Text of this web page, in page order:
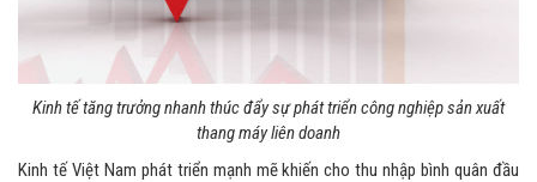
Kinh tế tăng trưởng nhanh thúc đẩy sự phát triển công nghiệp sản xuất
thang máy liên doanh
Kinh tế Việt Nam phát triển mạnh mẽ khiến cho thu nhập bình quân đầu